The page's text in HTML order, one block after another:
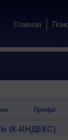
Главная
Профи
(К-ИНДЕКС)